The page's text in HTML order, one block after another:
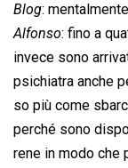
Blog:
Alfonso: fino a
invece sono
psichiatra anche
so più come
perché sono
rene in modo che